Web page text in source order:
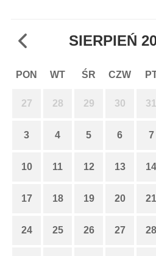
SIERPIEŃ
PON WT ŚR CZW
27 28 29 30 31
3 4 5 6 7
10 11 12 13 14
17 18 19 20 21
24 25 26 27 28